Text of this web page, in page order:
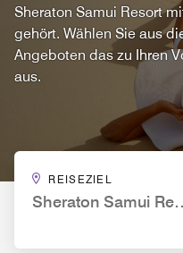
Sheraton Samui Resort
gehört. Wählen Sie aus
Angeboten das zu Ihren
aus.
REISEZIEL
Sheraton Samui